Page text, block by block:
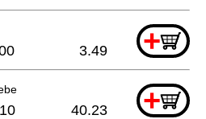
+
3.49
+
40.23